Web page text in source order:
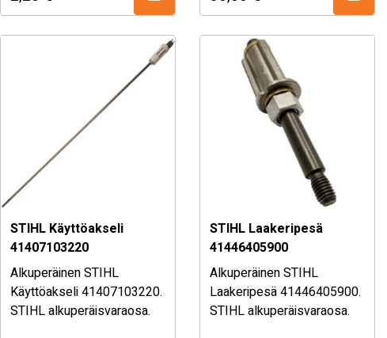
Mikäli olet epävarma
osan sopivuudesta, kysy
Mikäli olet epävarma
osan sopivuudesta, kysy
myymälästämme!
STIHL Käyttöakseli
41407103220
Alkuperäinen STIHL
Käyttöakseli 41407103220.
STIHL alkuperäisvaraosa.
STIHL Laakeripesä
41446405900
Alkuperäinen STIHL
Laakeripesä 41446405900.
STIHL alkuperäisvaraosa.